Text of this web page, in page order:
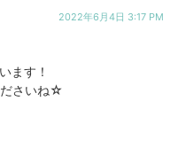
2022年6月4日 3:17 PM
ます！
ださいね☆